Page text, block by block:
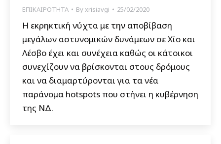
ΕΠΙΚΑΙΡΟΤΗΤΑ Byxrisiavgi 25/02/2020
Η εκρηκτική νύχτα με την αποβίβαση
μεγάλων αστυνομικών δυνάμεων σε Χίο και
Λέσβο έχει και συνέχεια καθώς οι κάτοικοι
συνεχίζουν να βρίσκονται στους δρόμους
και να διαμαρτύρονται για τα νέα
παράνομα hotspots που στήνει η κυβέρνηση
της ΝΔ.